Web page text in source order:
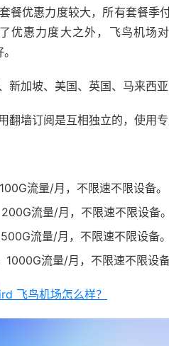
餐优惠力度较大，所有套餐季
优惠力度大之外，飞鸟机场
新加坡、美国、英国、马来西
翻墙订阅是互相独立的，使用专
流量/月，不限速不限设备。
流量/月，不限速不限设备。
流量/月，不限速不限设备。
流量/月，不限速不限设备
飞鸟机场怎么样？